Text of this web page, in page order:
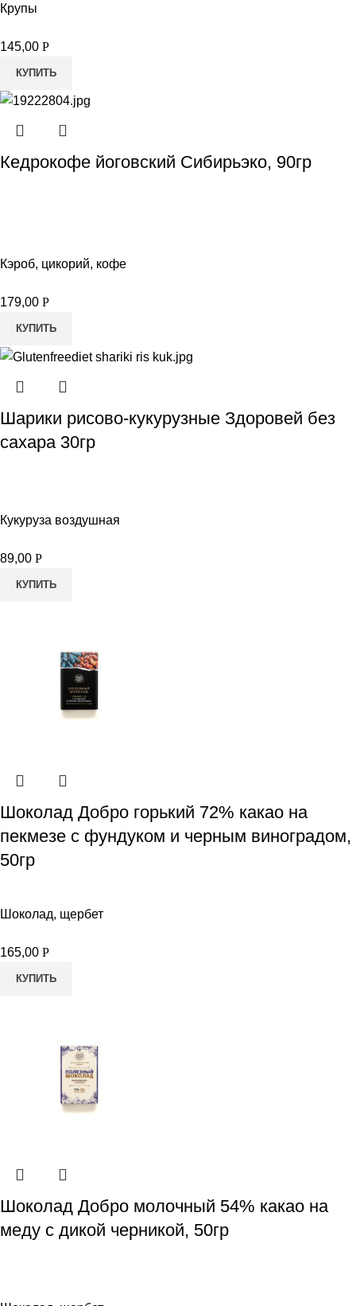
Крупы
145,00 Р
КУПИТЬ
Кедрокофе йоговский Сибирьэко, 90гр
Кэроб, цикорий, кофе
179,00 Р
КУПИТЬ
Шарики рисово-кукурузные Здоровей без
сахара 30гр
Кукуруза воздушная
89,00 Р
КУПИТЬ
Шоколад Добро горький 72% какао на
пекмезе с фундуком и черным виноградом,
50гр
Шоколад, щербет
165,00 Р
КУПИТЬ
Шоколад Добро молочный 54% какао на
меду с дикой черникой, 50гр